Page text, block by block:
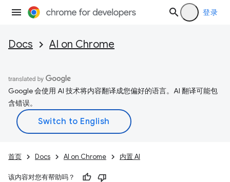
登录
Docs AI on Chrome
Google 会使用 AI 技术将内容翻译成您偏好的语言。AI 翻译可能包
含错误。
首页 Docs AI on Chrome 内置 AI
该内容对您有帮助吗？